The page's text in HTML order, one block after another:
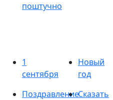
поштучно
1
сентября
Новый
год
ПоздравлениеСказать